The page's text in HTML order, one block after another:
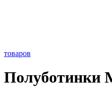
товаров
Полуботинки